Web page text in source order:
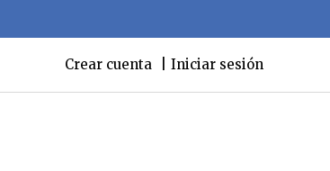
Crear cuenta Iniciar sesión